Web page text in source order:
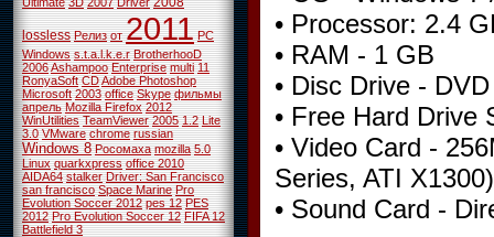
lossless Релиз от 2011 PC
Windows s.t.a.l.k.e.r BrotherhooD
2006Ashampoo Enterprise multi 11
RonyaSoft CDAdobe Photoshop
Microsoft 2003 office Skype фильмы
апрель Mozilla Firefox 2012
WinUtilities TeamViewer 2005 1.2 Lite
3.0 VMware chrome russian
Windows 8 Росомаха mozilla 5.0
Linux quarkxpress office 2010
AIDA64 stalker Driver: San Francisco
san francisco Space Marine Pro
Evolution Soccer 2012 pes 12 PES
2012 Pro Evolution Soccer 12 FIFA 12
Battlefield 3
• Processor: 2.4
• RAM - 1 GB
• Disc Drive -
• Free Hard Drive
• Video Card -
Series, ATI X1300)
• Sound Card -